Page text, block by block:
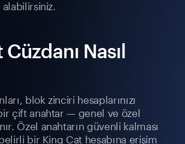
Nasıl
blok zinciri hesaplarınızı
çift anahtar — genel ve özel
Özel anahtarın güvenli kalması
bir King Cat hesabına erişim